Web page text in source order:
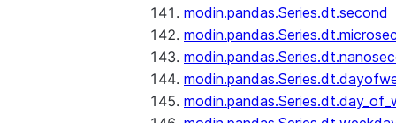
modin.pandas.Series.dt.second